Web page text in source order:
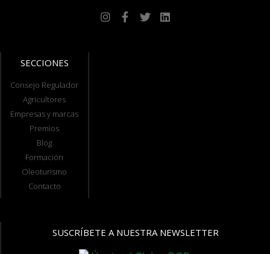
SECCIONES
Consejo Regulador
Agricultores
Empresas y marcas
Premios
Blog
Formación
Oleoturismo
Contacto
SUSCRÍBETE A NUESTRA NEWSLETTER